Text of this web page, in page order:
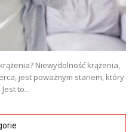
Niewydolność krążenia,
jest poważnym stanem, który
to...